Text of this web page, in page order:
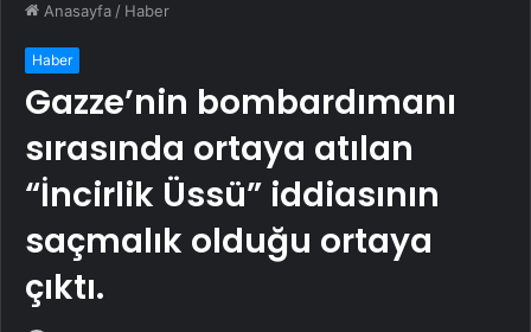
Anasayfa / Haber
Haber
Gazze’nin bombardımanı
sırasında ortaya atılan
“İncirlik Üssü” iddiasının
saçmalık olduğu ortaya
çıktı.